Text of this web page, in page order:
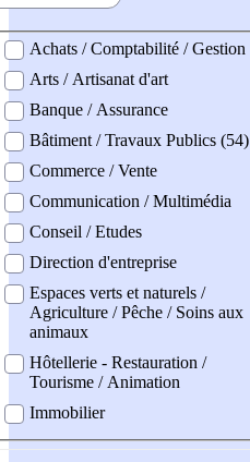
professionel
Achats / Comptabilité / Gestion
Arts / Artisanat d'art
Banque / Assurance
Bâtiment / Travaux Publics (54)
Commerce / Vente
Communication / Multimédia
Conseil / Etudes
Direction d'entreprise
Espaces verts et naturels /
Agriculture / Pêche / Soins aux
animaux
Hôtellerie - Restauration /
Tourisme / Animation
Immobilier